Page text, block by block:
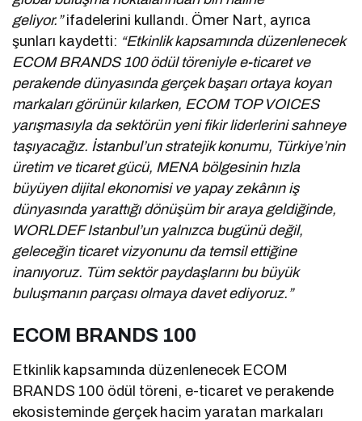
geliyor.”ifadelerini kullandı. Ömer Nart, ayrıca
şunları kaydetti: “Etkinlik kapsamında düzenlenecek
ECOM BRANDS 100 ödül töreniyle e-ticaret ve
perakende dünyasında gerçek başarı ortaya koyan
markaları görünür kılarken, ECOM TOP VOICES
yarışmasıyla da sektörün yeni fikir liderlerini sahneye
taşıyacağız. İstanbul’un stratejik konumu, Türkiye’nin
üretim ve ticaret gücü, MENA bölgesinin hızla
büyüyen dijital ekonomisi ve yapay zekânın iş
dünyasında yarattığı dönüşüm bir araya geldiğinde,
WORLDEF Istanbul’un yalnızca bugünü değil,
geleceğin ticaret vizyonunu da temsil ettiğine
inanıyoruz. Tüm sektör paydaşlarını bu büyük
buluşmanın parçası olmaya davet ediyoruz.”
ECOM BRANDS 100
Etkinlik kapsamında düzenlenecek ECOM
BRANDS 100 ödül töreni, e-ticaret ve perakende
ekosisteminde gerçek hacim yaratan markaları